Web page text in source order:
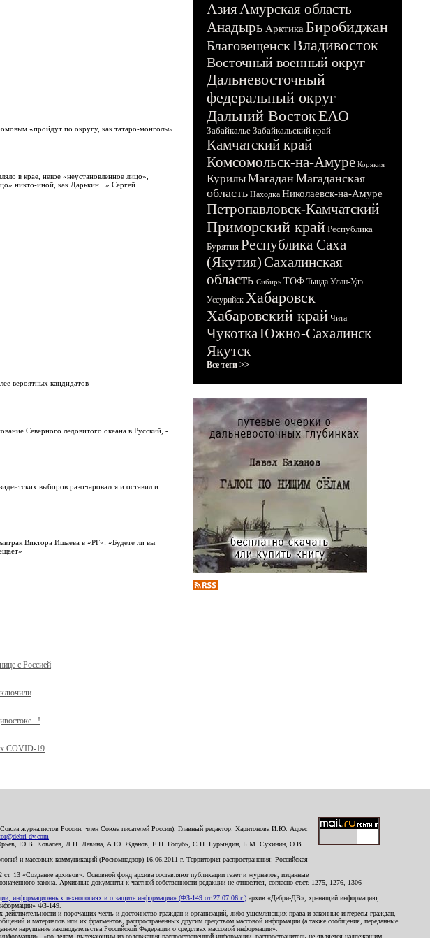
«пройдут по округу, как татаро-монголы»
в крае, некое «неустановленное лицо»,
никто-иной, как Дарькин...» Сергей
вероятных кандидатов
Северного ледовитого океана в Русский, -
выборов разочаровался и оставил и
Виктора Ишаева в «РГ»: «Будете ли вы
с Россией
COVID-19
АзияАмурская область
Анадырь Арктика Биробиджан
БлаговещенскВладивосток
Восточный военный округ
Дальневосточный
федеральный округ
Дальний ВостокЕАО
Забайкалье Забайкальский край
Камчатский край
Комсомольск-на-Амуре Корякия
КурилыМагадан Магаданская
область Находка Николаевск-на-Амуре
Петропавловск-Камчатский
Приморский край Республика
Бурятия Республика Саха
(Якутия)Сахалинская
область Сибирь ТОФ Тында Улан-Удэ
Уссурийск Хабаровск
Хабаровский край Чита
ЧукоткаЮжно-Сахалинск
Якутск
Все теги >>
журналистов России, член Союза писателей России). Главный редактор: Харитонова И.Ю. Адрес
dv.com
Юрьев, Ю.В. Ковалев, Л.Н. Левина, А.Ю. Жданов, Е.Н. Голубь, С.Н. Бурындин, Б.М. Сухинин, О.В.
и массовых коммуникаций (Роскомнадзор) 16.06.2011 г. Территория распространения: Российская
2 ст. 13 «Создание архивов». Основной фонд архива составляют публикации газет и журналов, изданные
закона. Архивные документы к частной собственности редакции не относятся, согласно ст.ст. 1275, 1276, 1306
информационных технологиях и о защите информации» (ФЗ-149 от 27.07.06 г.) архив «Дебри-ДВ», хранящий информацию,
ФЗ-149.
и порочащих честь и достоинство граждан и организаций, либо ущемляющих права и законные интересы граждан,
и материалов или их фрагментов, распространенных другим средством массовой информации (а также сообщения, переданные
нарушение законодательства Российской Федерации о средствах массовой информации».
«по делам, вытекающим из содержания распространенной информации, распространитель не является надлежащим